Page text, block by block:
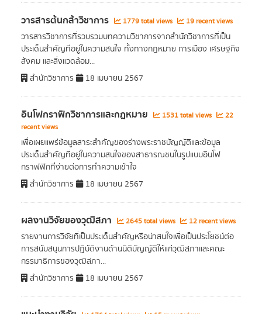
วารสารต้นกล้าวิชาการ 1779 total views 19 recent views
วารสารวิชาการที่รวบรวมบทความวิชาการจากสำนักวิชาการที่เป็น
ประเด็นสำคัญที่อยู่ในความสนใจ ทั้งทางกฎหมาย การเมือง เศรษฐกิจ
สังคม และสิ่งแวดล้อม...
สำนักวิชาการ
18 เมษายน 2567
อินโฟกราฟิกวิชาการและกฎหมาย 1531 total views
22
recent views
เพื่อเผยแพร่ข้อมูลสาระสำคัญของร่างพระราชบัญญัติและข้อมูล
ประเด็นสำคัญที่อยู่ในความสนใจของสาธารณชนในรูปแบบอินโฟ
กราฟฟิกที่ง่ายต่อการทำความเข้าใจ
สำนักวิชาการ
18 เมษายน 2567
ผลงานวิจัยของวุฒิสภา 2645 total views 12 recent views
รายงานการวิจัยที่เป็นประเด็นสำคัญหรือน่าสนใจเพื่อเป็นประโยชน์ต่อ
การสนับสนุนการปฏิบัติงานด้านนิติบัญญัติให้แก่วุฒิสภาและคณะ
กรรมาธิการของวุฒิสภา...
สำนักวิชาการ
18 เมษายน 2567